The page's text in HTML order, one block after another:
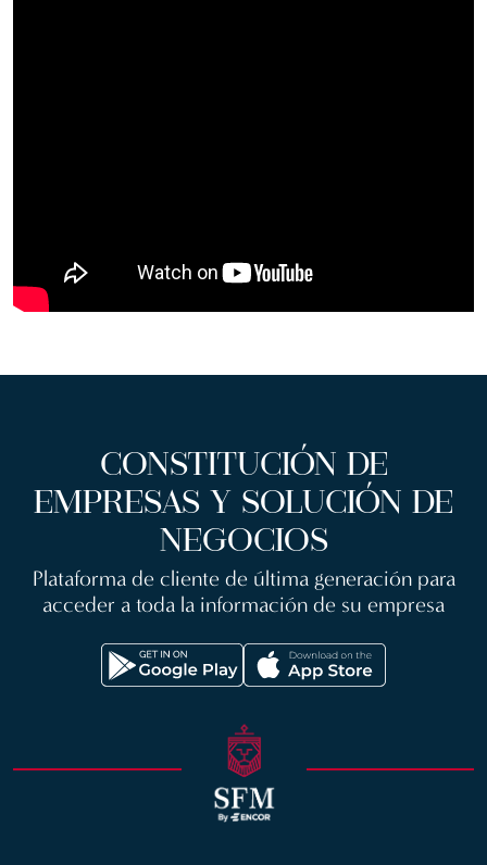
CONSTITUCIÓN DE
EMPRESAS Y SOLUCIÓN DE
NEGOCIOS
Plataforma de cliente de última generación para
acceder a toda la información de su empresa